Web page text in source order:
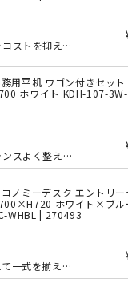
広めのデスク環境をコストを抑えて整えたいニーズに応えた、デスク・ワゴンに当店最安...
用平机 ワゴン付きセッ
ホワイト KDH-107-
デスクと収納をバランスよく整えたいニーズに応えた、平机とワゴンを組み合わせた2点...
ノミーデスク エントリ
ホワイト×ブル
WHBL | 270493
まずはコストを抑えて一式を揃えたいニーズに応えた、デスク・ワゴンに当店最安チェア...